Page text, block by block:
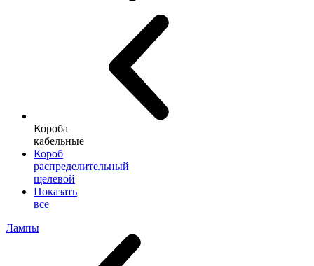
Короба
кабельные
Короб
распределительный
щелевой
Показать
все
Лампы